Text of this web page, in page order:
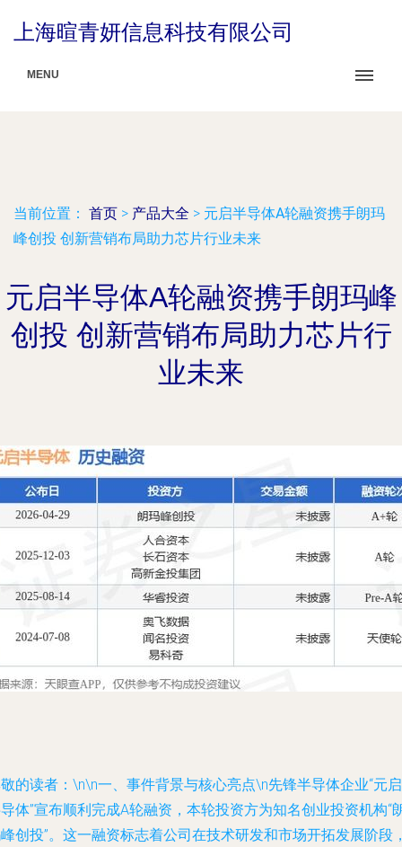
上海暄青妍信息科技有限公司
MENU
当前位置： 首页 > 产品大全 > 元启半导体A轮融资携手朗玛
峰创投 创新营销布局助力芯片行业未来
元启半导体A轮融资携手朗玛峰
创投 创新营销布局助力芯片行
业未来
的读者：\n\n一、事件背景与核心亮点\n先锋半导体企业“元启
体”宣布顺利完成A轮融资，本轮投资方为知名创业投资机构“
创投”。这一融资标志着公司在技术研发和市场开拓发展阶段